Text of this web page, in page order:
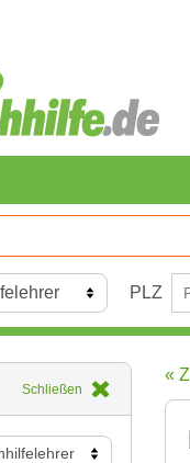
PLZ
Schließen
«